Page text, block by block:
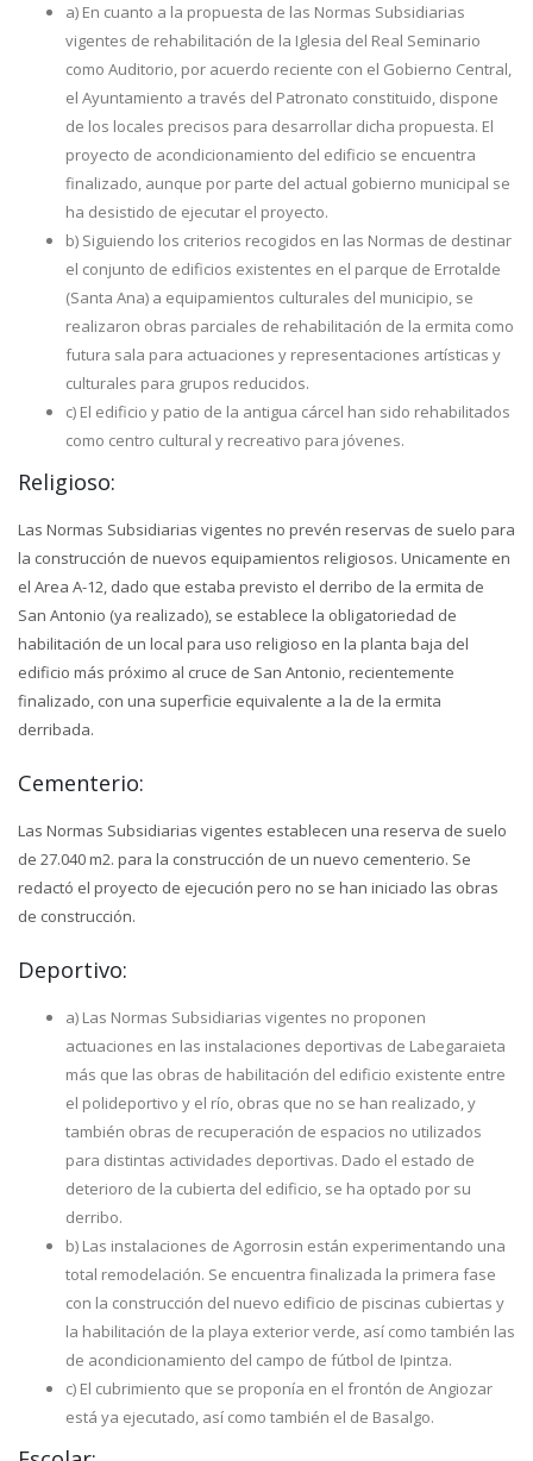
a) En cuanto a la propuesta de las Normas Subsidiarias
vigentes de rehabilitación de la Iglesia del Real Seminario
como Auditorio, por acuerdo reciente con el Gobierno Central,
el Ayuntamiento a través del Patronato constituido, dispone
de los locales precisos para desarrollar dicha propuesta. El
proyecto de acondicionamiento del edificio se encuentra
finalizado, aunque por parte del actual gobierno municipal se
ha desistido de ejecutar el proyecto.
b) Siguiendo los criterios recogidos en las Normas de destinar
el conjunto de edificios existentes en el parque de Errotalde
(Santa Ana) a equipamientos culturales del municipio, se
realizaron obras parciales de rehabilitación de la ermita como
futura sala para actuaciones y representaciones artísticas y
culturales para grupos reducidos.
c) El edificio y patio de la antigua cárcel han sido rehabilitados
como centro cultural y recreativo para jóvenes.
Religioso:
Las Normas Subsidiarias vigentes no prevén reservas de suelo para
la construcción de nuevos equipamientos religiosos. Unicamente en
el Area A-12, dado que estaba previsto el derribo de la ermita de
San Antonio (ya realizado), se establece la obligatoriedad de
habilitación de un local para uso religioso en la planta baja del
edificio más próximo al cruce de San Antonio, recientemente
finalizado, con una superficie equivalente a la de la ermita
derribada.
Cementerio:
Las Normas Subsidiarias vigentes establecen una reserva de suelo
de 27.040 m2. para la construcción de un nuevo cementerio. Se
redactó el proyecto de ejecución pero no se han iniciado las obras
de construcción.
Deportivo:
a) Las Normas Subsidiarias vigentes no proponen
actuaciones en las instalaciones deportivas de Labegaraieta
más que las obras de habilitación del edificio existente entre
el polideportivo y el río, obras que no se han realizado, y
también obras de recuperación de espacios no utilizados
para distintas actividades deportivas. Dado el estado de
deterioro de la cubierta del edificio, se ha optado por su
derribo.
b) Las instalaciones de Agorrosin están experimentando una
total remodelación. Se encuentra finalizada la primera fase
con la construcción del nuevo edificio de piscinas cubiertas y
la habilitación de la playa exterior verde, así como también las
de acondicionamiento del campo de fútbol de Ipintza.
c) El cubrimiento que se proponía en el frontón de Angiozar
está ya ejecutado, así como también el de Basalgo.